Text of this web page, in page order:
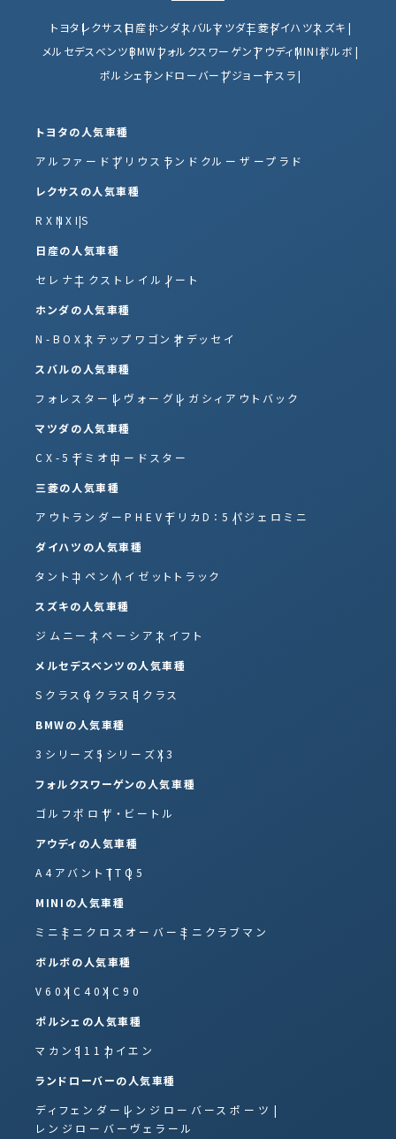
トヨタ レクサス 日産ホンダスバルマツダ三菱ダイハツスズキ
メルセデスベンツBMWフォルクスワーゲンアウディMINIボルボ
ポルシェランドローバープジョーテスラ
トヨタの人気車種
アルファード プリウス ランドクルーザープラド
レクサスの人気車種
RX NXIS
日産の人気車種
セレナエクストレイル ノート
ホンダの人気車種
N-BOX ステップワゴン オデッセイ
スバルの人気車種
フォレスター レヴォーグ レガシィアウトバック
マツダの人気車種
CX-5 デミオロードスター
三菱の人気車種
アウトランダーPHEV デリカD：5 パジェロミニ
ダイハツの人気車種
タントコペン ハイゼットトラック
スズキの人気車種
ジムニー スペーシア スイフト
メルセデスベンツの人気車種
SクラスGクラスEクラス
BMWの人気車種
3シリーズ5シリーズX3
フォルクスワーゲンの人気車種
ゴルフポロ ザ・ビートル
アウディの人気車種
A4アバント TTQ5
MINIの人気車種
ミニ ミニクロスオーバー ミニクラブマン
ボルボの人気車種
V60XC40XC90
ポルシェの人気車種
マカン911 カイエン
ランドローバーの人気車種
ディフェンダー レンジローバースポーツ
レンジローバーヴェラール